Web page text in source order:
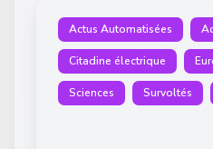
Actus Automatisées
Citadine électrique
Sciences Survoltés